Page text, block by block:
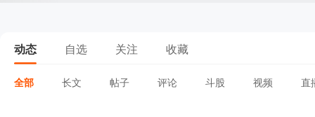
动态 自选 关注 收藏
全部 长文 帖子 评论 斗股 视频 直